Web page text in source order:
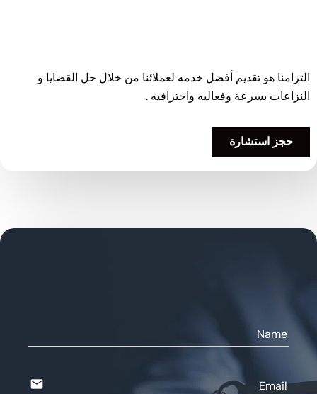
التزامنا هو تقديم أفضل خدمه لعملائنا من خلال حل القضايا و
النزاعات بسرعة وفعاليه واحترافيه .
حجز استشارة
Name
Email
email